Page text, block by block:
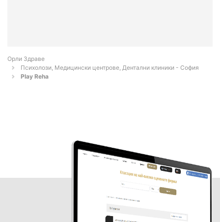
Орли Здраве
Психолози, Медицински центрове, Дентални клиники - София
Play Reha